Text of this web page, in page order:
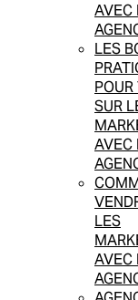
AVEC
LES
SUR
AVEC
LES
AVEC